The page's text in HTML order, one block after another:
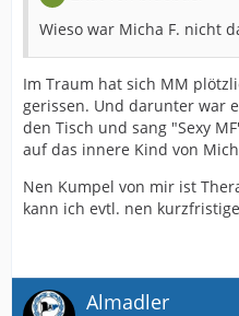
Wieso war Micha F. nicht
Im Traum hat sich MM
gerissen. Und darunter war
den Tisch und sang "Sexy
auf das innere Kind von
Nen Kumpel von mir ist
kann ich evtl. nen
Almadler